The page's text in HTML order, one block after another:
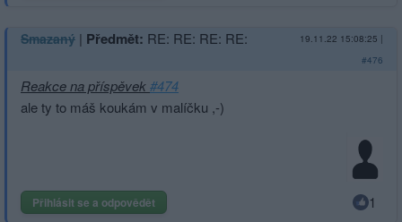
Smazaný | Předmět: RE: RE: RE: RE: 19.11.22 15:08:25 |
#476
Reakce na příspěvek#474
ale ty to máš koukám v malíčku ,-)
Přihlásit se a odpovědět 1